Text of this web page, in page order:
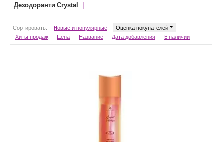
Дезодоранти Crystal |
Сортировать: Новые и популярные
Оценка покупателей
Хиты продаж
Цена Название Дата добавления В наличии